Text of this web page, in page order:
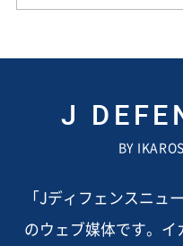
J
BY
「Jディフェンスニュ
のウェブ媒体です。